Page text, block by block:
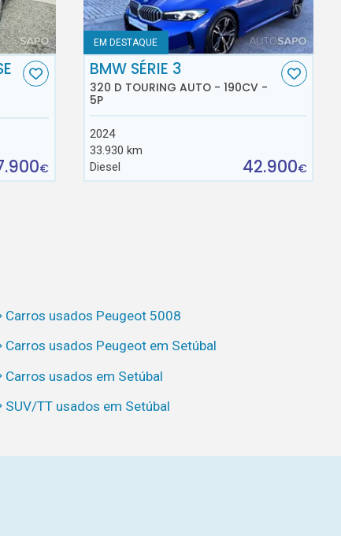
€
EM DESTAQUE
BMW SÉRIE 3
320 D TOURING AUTO - 190CV -
5P
2024
33.930 km
Diesel
42.900€
Carros usados Peugeot 5008
Carros usados Peugeot em Setúbal
Carros usados em Setúbal
SUV/TT usados em Setúbal